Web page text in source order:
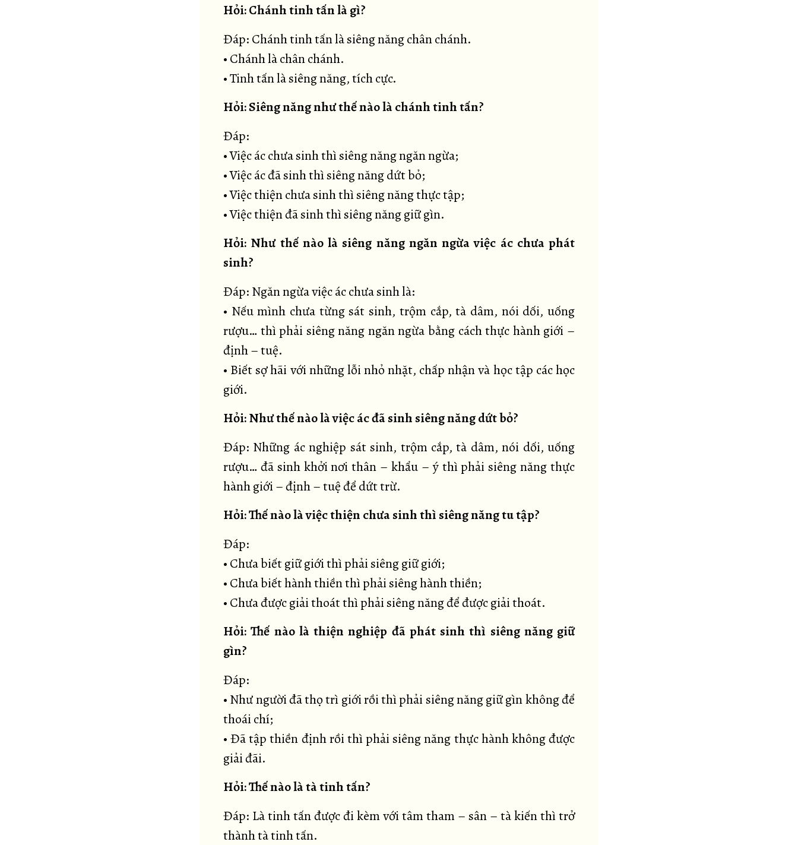
Hỏi: Chánh tinh tấn là gì?
Đáp: Chánh tinh tấn là siêng năng chân chánh.
• Chánh là chân chánh.
• Tinh tấn là siêng năng, tích cực.
Hỏi: Siêng năng như thế nào là chánh tinh tấn?
Đáp:
• Việc ác chưa sinh thì siêng năng ngăn ngừa;
• Việc ác đã sinh thì siêng năng dứt bỏ;
• Việc thiện chưa sinh thì siêng năng thực tập;
• Việc thiện đã sinh thì siêng năng giữ gìn.
Hỏi: Như thế nào là siêng năng ngăn ngừa việc ác chưa phát
sinh?
Đáp: Ngăn ngừa việc ác chưa sinh là:
• Nếu mình chưa từng sát sinh, trộm cắp, tà dâm, nói dối, uống
rượu… thì phải siêng năng ngăn ngừa bằng cách thực hành giới –
định – tuệ.
• Biết sợ hãi với những lỗi nhỏ nhặt, chấp nhận và học tập các học
giới.
Hỏi: Như thế nào là việc ác đã sinh siêng năng dứt bỏ?
Đáp: Những ác nghiệp sát sinh, trộm cắp, tà dâm, nói dối, uống
rượu… đã sinh khởi nơi thân – khẩu – ý thì phải siêng năng thực
hành giới – định – tuệ để dứt trừ.
Hỏi: Thế nào là việc thiện chưa sinh thì siêng năng tu tập?
Đáp:
• Chưa biết giữ giới thì phải siêng giữ giới;
• Chưa biết hành thiền thì phải siêng hành thiền;
• Chưa được giải thoát thì phải siêng năng để được giải thoát.
Hỏi: Thế nào là thiện nghiệp đã phát sinh thì siêng năng giữ
gìn?
Đáp:
• Như người đã thọ trì giới rồi thì phải siêng năng giữ gìn không để
thoái chí;
• Đã tập thiền định rồi thì phải siêng năng thực hành không được
giải đãi.
Hỏi: Thế nào là tà tinh tấn?
Đáp: Là tinh tấn được đi kèm với tâm tham – sân – tà kiến thì trở
thành tà tinh tấn.